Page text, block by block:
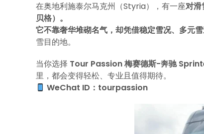
在奥地利施泰尔马克州（Styria），有一座对
贝格）。
它不靠奢华堆砌名气，却凭借稳定雪况、多元
雪目的地。
当你选择 Tour Passion 梅赛德斯-奔驰
里，都会变得轻松、专业且值得期待。
WeChat ID：tourpassion